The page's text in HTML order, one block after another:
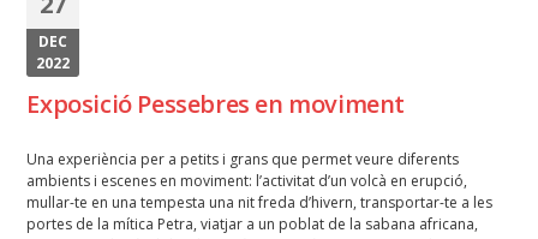
DEC
2022
Exposició Pessebres en moviment
Una experiència per a petits i grans que permet veure diferents
ambients i escenes en moviment: l’activitat d’un volcà en erupció,
mullar-te en una tempesta una nit freda d’hivern, transportar-te a les
portes de la mítica Petra, viatjar a un poblat de la sabana africana,